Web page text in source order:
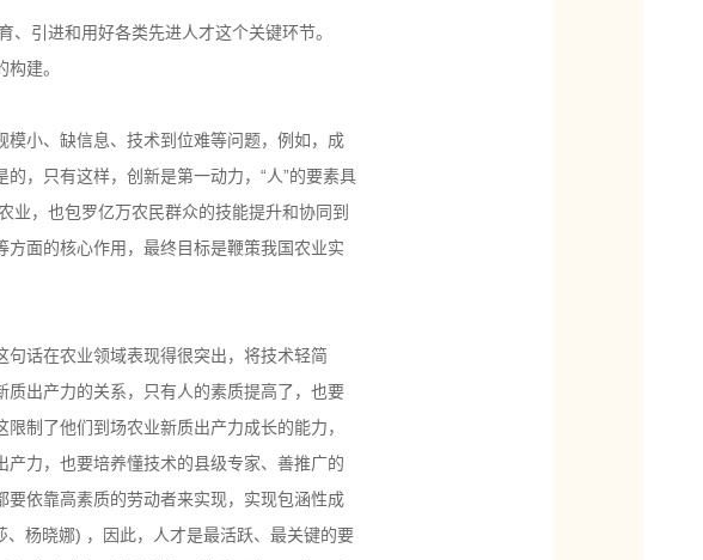
引进和用好各类先进人才这个关键环节。
建。
小、缺信息、技术到位难等问题，例如，成
，只有这样，创新是第一动力，“人”的要素具
业，也包罗亿万农民群众的技能提升和协同到
面的核心作用，最终目标是鞭策我国农业实
话在农业领域表现得很突出，将技术轻简
出产力的关系，只有人的素质提高了，也要
制了他们到场农业新质出产力成长的能力，
力，也要培养懂技术的县级专家、善推广的
依靠高素质的劳动者来实现，实现包涵性成
杨晓娜) ，因此，人才是最活跃、最关键的要